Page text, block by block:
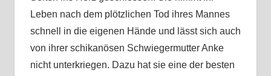
Leben nach dem plötzlichen Tod ihres Mannes
schnell in die eigenen Hände und lässt sich auch
von ihrer schikanösen Schwiegermutter Anke
nicht unterkriegen. Dazu hat sie eine der besten